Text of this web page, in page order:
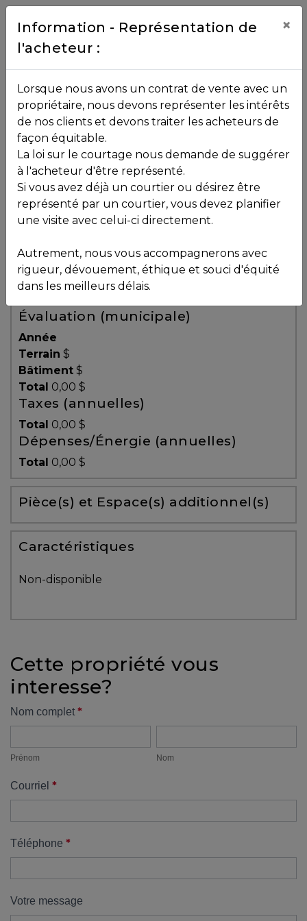
Contact
NOS
PROPRIÉTÉS
VOS
COURTIERS
Équipe
Partenaires
Témoignages
Blogue
ACHAT
Alerte
immobilière
Avec
un
courtier
vous
protégé!
outils
pour
financement
propriétaire
UNE
DÉCISION
!
de
démarrage
:
Toutes les propriétés
Vendu
, , ,
J8C 2Z7
Voir plus de photos
Évaluation (municipale)
Année
Terrain $
Bâtiment $
Total 0,00 $
Taxes (annuelles)
Total 0,00 $
Dépenses/Énergie (annuelles)
Total 0,00 $
Pièce(s) et Espace(s) additionnel(s)
Caractéristiques
Non-disponible
Cette propriété vous
interesse?
Formulaire
Nom complet *
Prénom Nom
Courriel *
Téléphone *
Votre message
Information - Représentation de
l'acheteur :
×
Lorsque nous avons un contrat de vente avec un
propriétaire, nous devons représenter les intérêts
de nos clients et devons traiter les acheteurs de
façon équitable.
La loi sur le courtage nous demande de suggérer
à l'acheteur d'être représenté.
Si vous avez déjà un courtier ou désirez être
représenté par un courtier, vous devez planifier
une visite avec celui-ci directement.
Autrement, nous vous accompagnerons avec
rigueur, dévouement, éthique et souci d'équité
dans les meilleurs délais.